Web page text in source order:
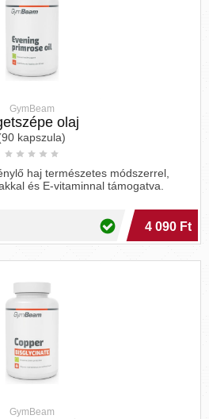
GymBeam
olaj
kapszula)
haj természetes módszerrel,
és E-vitaminnal támogatva.
4 090 Ft
GymBeam